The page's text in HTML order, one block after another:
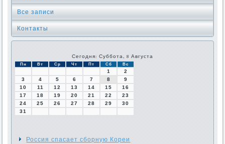
Все записи
Контакты
Сегодня: Суббота, 8 Августа
Пн Вт Ср Чт Пт Сб Вс
1
2
3
4 5 6 7 8
9
10
11 12 13 14 15
16
17
18 19 20 21 22
23
24
25 26 27 28 29
30
31
Россия спасает сборную Кореи